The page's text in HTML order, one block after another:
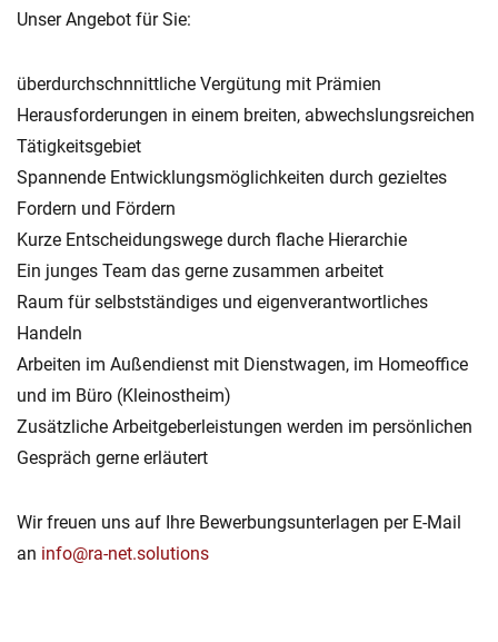
Unser Angebot für Sie:
überdurchschnnittliche Vergütung mit Prämien
Herausforderungen in einem breiten, abwechslungsreichen
Tätigkeitsgebiet
Spannende Entwicklungsmöglichkeiten durch gezieltes
Fordern und Fördern
Kurze Entscheidungswege durch flache Hierarchie
Ein junges Team das gerne zusammen arbeitet
Raum für selbstständiges und eigenverantwortliches
Handeln
Arbeiten im Außendienst mit Dienstwagen, im Homeoffice
und im Büro (Kleinostheim)
Zusätzliche Arbeitgeberleistungen werden im persönlichen
Gespräch gerne erläutert
Wir freuen uns auf Ihre Bewerbungsunterlagen per E-Mail
an info@ra-net.solutions